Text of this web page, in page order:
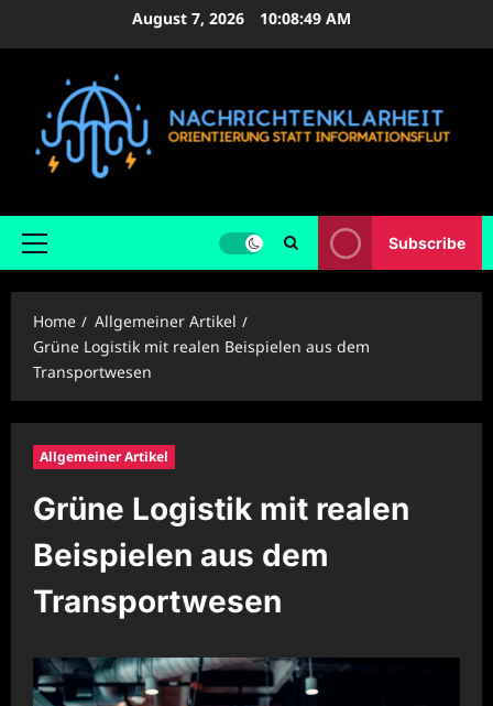
August 7, 2026 10:08:50 AM
Primary
Subscribe
Home
Allgemeiner Artikel
Grüne Logistik mit realen Beispielen aus dem
Transportwesen
Allgemeiner Artikel
Grüne Logistik mit realen
Beispielen aus dem
Transportwesen